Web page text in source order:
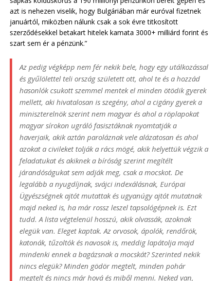
azt is nehezen viselik, hogy Bulgáriában már euróval fizetnek
januártól, miközben nálunk csak a sok évre titkosított
szerződésekkel betakart hitelek kamata 3000+ milliárd forint és
szart sem ér a pénzünk.”
Az pedig végképp nem fér nekik bele, hogy egy utálkozással
és gyűlölettel teli ország született ott, ahol te és a hozzád
hasonlók csukott szemmel mentek el minden ötödik gyerek
mellett, aki hivatalosan is szegény, ahol a cigány gyerek a
miniszterelnök szerint nem magyar és ahol a röplapokat
magyar sírokon ugráló fasisztáknak nyomtatják a
haverjaik, akik aztán paroláznak vele alázatosan és ahol
azokat a civileket tolják a rács mögé, akik helyettük végzik a
feladatukat és akiknek a bíróság szerint megítélt
járandóságukat sem adják meg, csak a mocskot. De
legalább a nyugdíjnak, svájci indexálásnak, Európai
Ügyészségnek ajtót mutattak és ugyanúgy ajtót mutatnak
majd neked is, ha már rossz leszel tapsológépnek is. Ezt
tudd. A lista végtelenül hosszú, akik olvassák, azoknak
elegük van. Eleget kaptak. Az orvosok, ápolók, rendőrök,
katonák, tűzoltók és navosok is, meddig lapátolja majd
mindenki ennek a bagázsnak a mocskát? Szerinted nekik
nincs elegük? Minden gödör megtelt, minden pohár
megtelt és nincs már hová és miből menni. Neked van,